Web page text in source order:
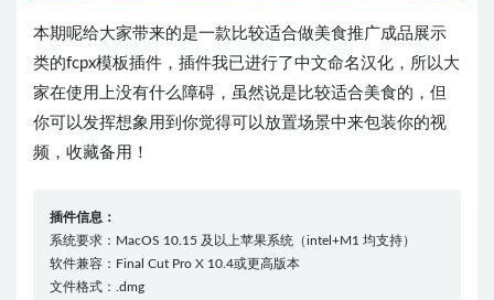
本期呢给大家带来的是一款比较适合做美食推广成品展示
类的fcpx模板插件，插件我已进行了中文命名汉化，所以大
家在使用上没有什么障碍，虽然说是比较适合美食的，但
你可以发挥想象用到你觉得可以放置场景中来包装你的视
频，收藏备用！
插件信息：
系统要求：MacOS 10.15 及以上苹果系统（intel+M1 均支持）
软件兼容：Final Cut Pro X 10.4或更高版本
文件格式：.dmg